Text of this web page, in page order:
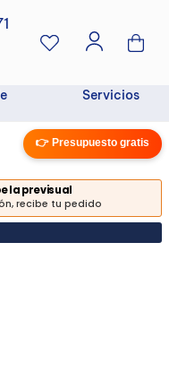
Servicios
👉 Presupuesto gratis
la previsual
recibe tu pedido